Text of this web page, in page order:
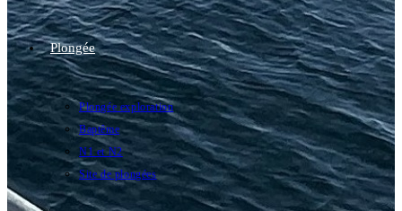
Plongée
Plongée exploration
Baptême
N1 et N2
Site de plongées